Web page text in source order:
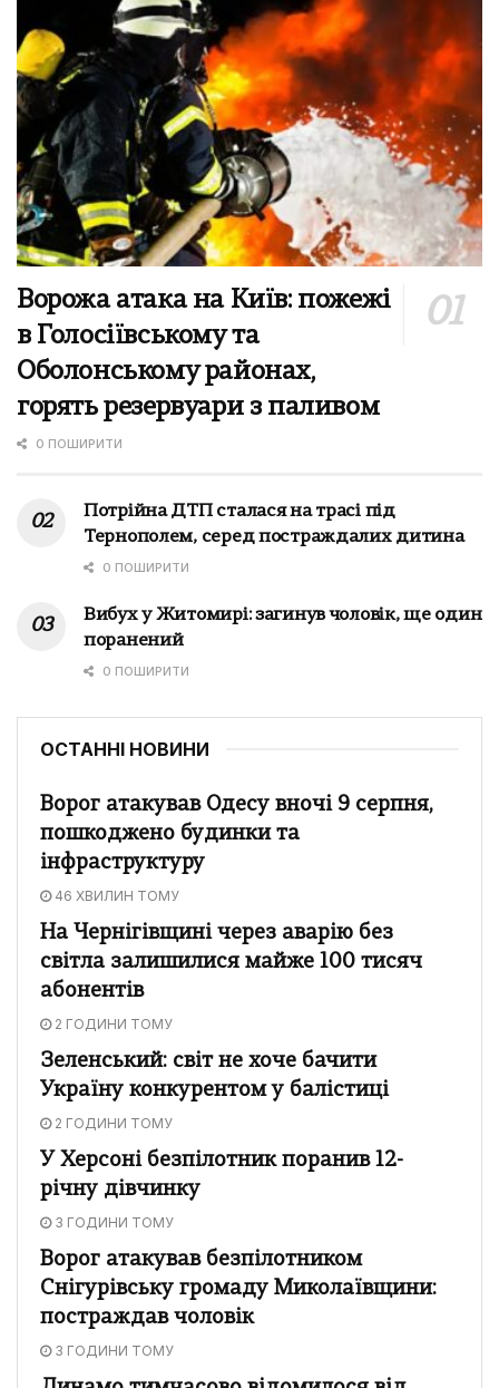
Ворожа атака на Київ: пожежі
в Голосіївському та
Оболонському районах,
горять резервуари з паливом
0 ПОШИРИТИ
Потрійна ДТП сталася на трасі під
Тернополем, серед постраждалих дитина
0 ПОШИРИТИ
Вибух у Житомирі: загинув чоловік, ще один
поранений
0 ПОШИРИТИ
ОСТАННІ НОВИНИ
Ворог атакував Одесу вночі 9 серпня,
пошкоджено будинки та
інфраструктуру
46 ХВИЛИН ТОМУ
На Чернігівщині через аварію без
світла залишилися майже 100 тисяч
абонентів
2 ГОДИНИ ТОМУ
Зеленський: світ не хоче бачити
Україну конкурентом у балістиці
2 ГОДИНИ ТОМУ
У Херсоні безпілотник поранив 12-
річну дівчинку
3 ГОДИНИ ТОМУ
Ворог атакував безпілотником
Снігурівську громаду Миколаївщини:
постраждав чоловік
3 ГОДИНИ ТОМУ